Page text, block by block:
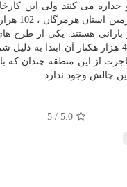
جداره می کنند ولی این
اقدام
زمین زراعی از طریق لوله در سیستان و بلوچستان
از این منطقه چندان که
5.0
/ 5